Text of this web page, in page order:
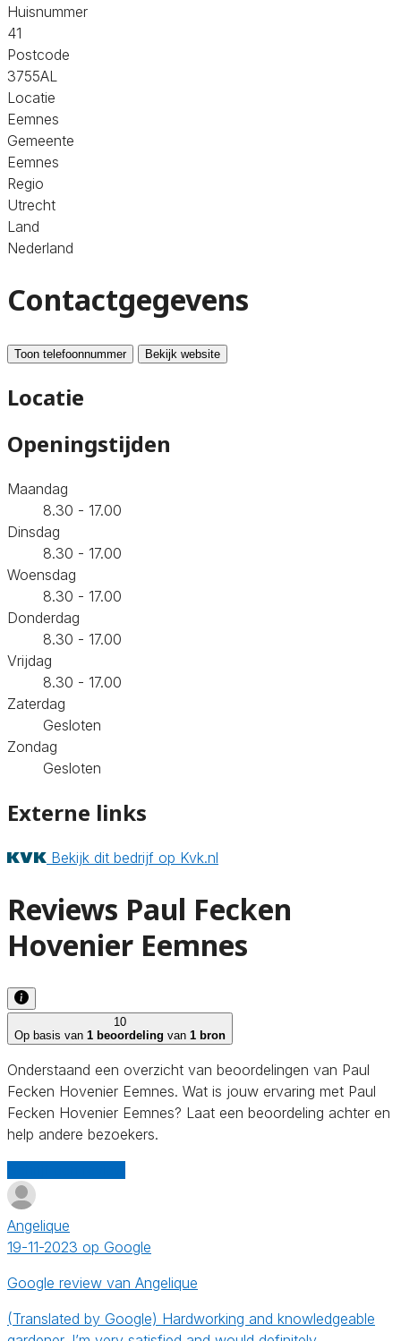
Huisnummer
41
Postcode
3755AL
Locatie
Eemnes
Gemeente
Eemnes
Regio
Utrecht
Land
Nederland
Contactgegevens
Toon telefoonnummer Bekijk website
Locatie
Openingstijden
Maandag
8.30 - 17.00
Dinsdag
8.30 - 17.00
Woensdag
8.30 - 17.00
Donderdag
8.30 - 17.00
Vrijdag
8.30 - 17.00
Zaterdag
Gesloten
Zondag
Gesloten
Externe links
Bekijk dit bedrijf op Kvk.nl
Reviews Paul Fecken
Hovenier Eemnes
10
Op basis van 1 beoordeling van 1 bron
Onderstaand een overzicht van beoordelingen van Paul
Fecken Hovenier Eemnes. Wat is jouw ervaring met Paul
Fecken Hovenier Eemnes? Laat een beoordeling achter en
help andere bezoekers.
Angelique
19-11-2023 op Google
Google review van Angelique
(Translated by Google) Hardworking and knowledgeable